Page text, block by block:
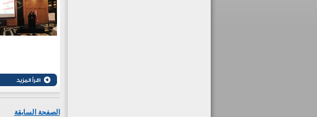
الصفحة السابقة